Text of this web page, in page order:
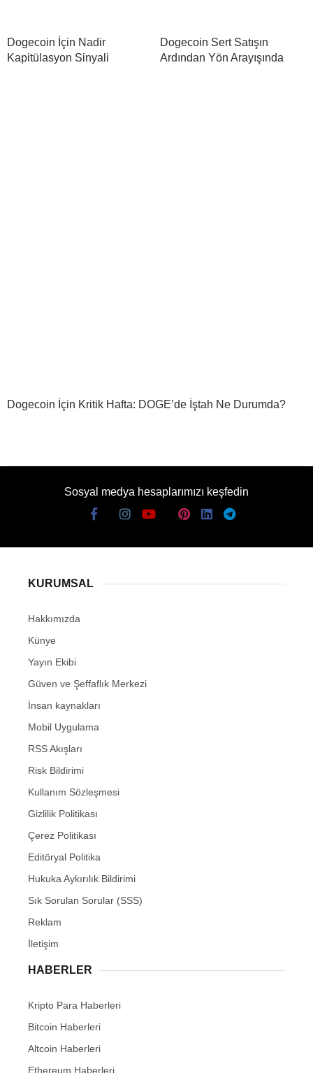
Dogecoin İçin Nadir
Kapitülasyon Sinyali
Dogecoin Sert Satışın
Ardından Yön Arayışında
Dogecoin İçin Kritik Hafta: DOGE’de İştah Ne Durumda?
Sosyal medya hesaplarımızı keşfedin
KURUMSAL
Hakkımızda
Künye
Yayın Ekibi
Güven ve Şeffaflık Merkezi
İnsan kaynakları
Mobil Uygulama
RSS Akışları
Risk Bildirimi
Kullanım Sözleşmesi
Gizlilik Politikası
Çerez Politikası
Editöryal Politika
Hukuka Aykırılık Bildirimi
Sık Sorulan Sorular (SSS)
Reklam
İletişim
HABERLER
Kripto Para Haberleri
Bitcoin Haberleri
Altcoin Haberleri
Ethereum Haberleri